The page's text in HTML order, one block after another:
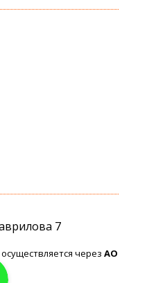
7
черезАО